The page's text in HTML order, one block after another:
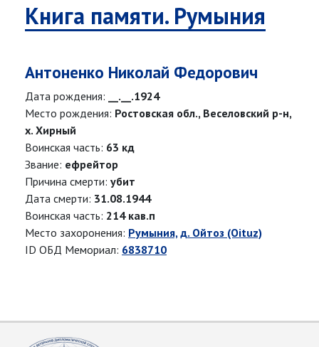
Книга памяти. Румыния
Антоненко Николай Федорович
Дата рождения:
__.__.1924
Место рождения: Ростовская обл., Веселовский р-н,
х. Хирный
Воинская часть: 63 кд
Звание: ефрейтор
Причина смерти: убит
Дата смерти: 31.08.1944
Воинская часть: 214 кав.п
Место захоронения: Румыния, д. Ойтоз (Oituz)
ID ОБД Мемориал: 6838710